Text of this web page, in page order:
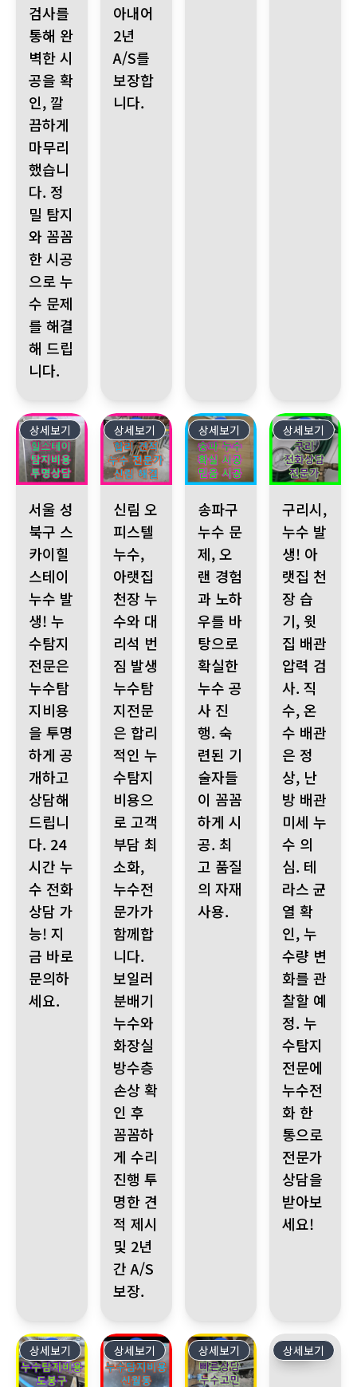
검사를
통해 완
벽한 시
공을 확
인, 깔
끔하게
마무리
했습니
다. 정
밀 탐지
와 꼼꼼
한 시공
으로 누
수 문제
를 해결
해 드립
니다.
아내어
2년
A/S를
보장합
니다.
323
상세보기
서울 성
북구 스
카이힐
스테이
누수 발
생! 누
수탐지
전문은
누수탐
지비용
을 투명
하게 공
개하고
상담해
드립니
다. 24
시간 누
수 전화
상담 가
능! 지
금 바로
문의하
세요.
322
상세보기
신림 오
피스텔
누수,
아랫집
천장 누
수와 대
리석 번
짐 발생
누수탐
지전문
은 합리
적인 누
수탐지
비용으
로 고객
부담 최
소화,
누수전
문가가
함께합
니다.
보일러
분배기
누수와
화장실
방수층
손상 확
인 후
꼼꼼하
게 수리
진행 투
명한 견
적 제시
및 2년
간 A/S
보장.
321
상세보기
송파구
누수 문
제, 오
랜 경험
과 노하
우를 바
탕으로
확실한
누수 공
사 진
행. 숙
련된 기
술자들
이 꼼꼼
하게 시
공. 최
고 품질
의 자재
사용.
320
상세보기
구리시,
누수 발
생! 아
랫집 천
장 습
기, 윗
집 배관
압력 검
사. 직
수, 온
수 배관
은 정
상, 난
방 배관
미세 누
수 의
심. 테
라스 균
열 확
인, 누
수량 변
화를 관
찰할 예
정. 누
수탐지
전문에
누수전
화 한
통으로
전문가
상담을
받아보
세요!
319
상세보기 318
상세보기 317
상세보기 316
상세보기